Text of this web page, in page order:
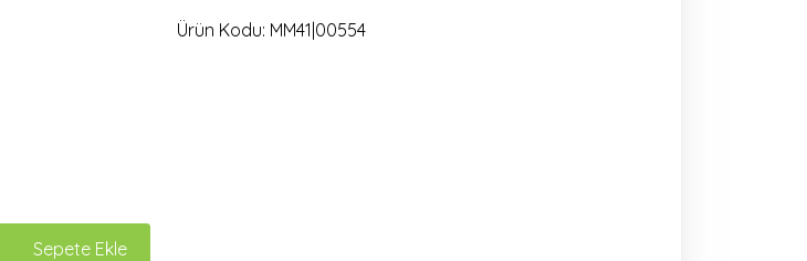
Sepete Ekle
Ürün Kodu: MM41|00554